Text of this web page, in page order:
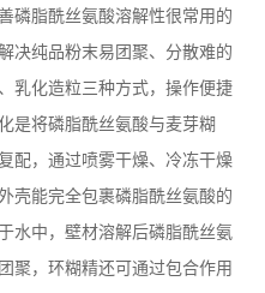
磷脂酰丝氨酸溶解性很常用的
决纯品粉末易团聚、分散难的
乳化造粒三种方式，操作便捷
是将磷脂酰丝氨酸与麦芽糊
配，通过喷雾干燥、冷冻干燥
壳能完全包裹磷脂酰丝氨酸的
水中，壁材溶解后磷脂酰丝氨
聚，环糊精还可通过包合作用